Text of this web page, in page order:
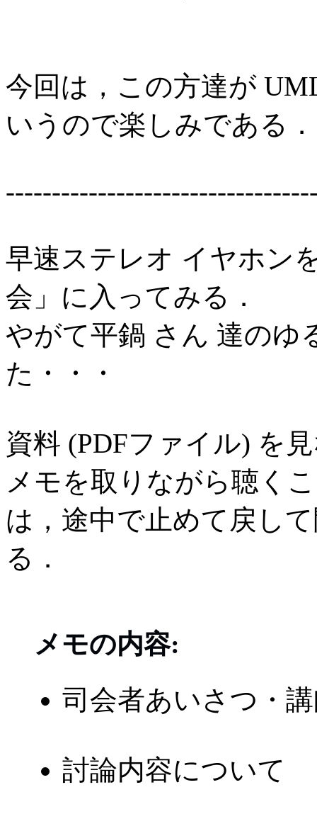
今回は，この方達が
いうので楽しみである．
早速ステレオ イヤホン
会」に入ってみる．
やがて平鍋 さん 達のゆ
た・・・
資料 (PDFファイル) を
メモを取りながら聴く
は，途中で止めて戻し
る．
メモの内容:
司会者あいさつ・
討論内容について